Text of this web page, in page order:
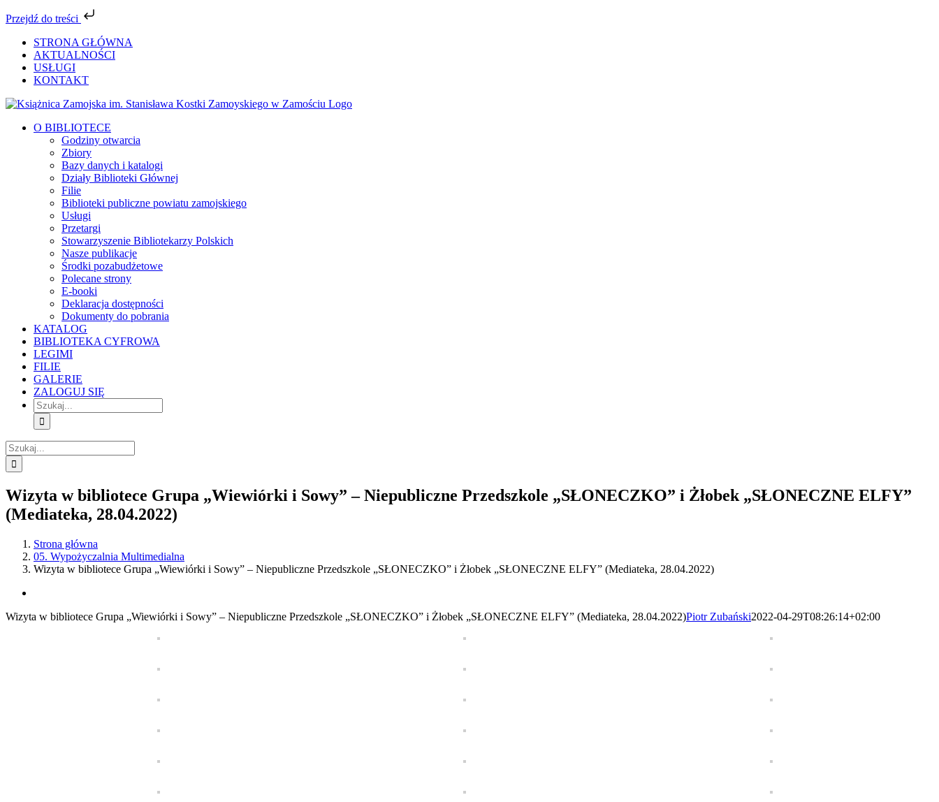
Przejdź do treści
zawartości
STRONA GŁÓWNA
AKTUALNOŚCI
USŁUGI
KONTAKT
Facebook
YouTube
Instagram
Tiktok
O BIBLIOTECE
Godziny otwarcia
Zbiory
Bazy danych i katalogi
Działy Biblioteki Głównej
Filie
Biblioteki publiczne powiatu zamojskiego
Usługi
Przetargi
Stowarzyszenie Bibliotekarzy Polskich
Nasze publikacje
Środki pozabudżetowe
Polecane strony
E-booki
Deklaracja dostępności
Dokumenty do pobrania
KATALOG
BIBLIOTEKA CYFROWA
LEGIMI
FILIE
GALERIE
ZALOGUJ SIĘ
Szukaj
Szukaj
Wizyta w bibliotece Grupa „Wiewiórki i Sowy” – Niepubliczne Przedszkole „SŁONECZKO” i Żłobek „SŁONECZNE ELFY”
(Mediateka, 28.04.2022)
Strona główna
05. Wypożyczalnia Multimedialna
Wizyta w bibliotece Grupa „Wiewiórki i Sowy” – Niepubliczne Przedszkole „SŁONECZKO” i Żłobek „SŁONECZNE ELFY” (Mediateka, 28.04.2022)
Image
Wizyta w bibliotece Grupa „Wiewiórki i Sowy” – Niepubliczne Przedszkole „SŁONECZKO” i Żłobek „SŁONECZNE ELFY” (Mediateka, 28.04.2022)Piotr Zubański2022-04-29T08:26:14+02:00